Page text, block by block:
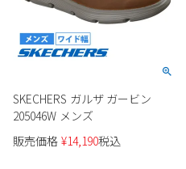
SKECHERS ガルザ ガービン
205046W メンズ
販売価格 ¥14,190税込